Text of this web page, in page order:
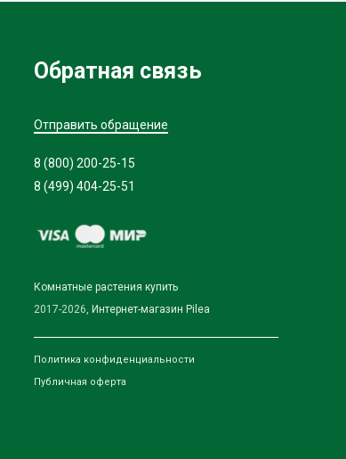
Обратная связь
Отправить обращение
8 (800) 200-25-15
8 (499) 404-25-51
Комнатные растения купить
2017-2026, Интернет-магазин Pilea
Политика конфиденциальности
Публичная оферта